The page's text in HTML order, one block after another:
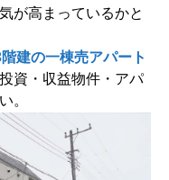
が高まっているかと
建の一棟売アパート
資・収益物件・アパ
。